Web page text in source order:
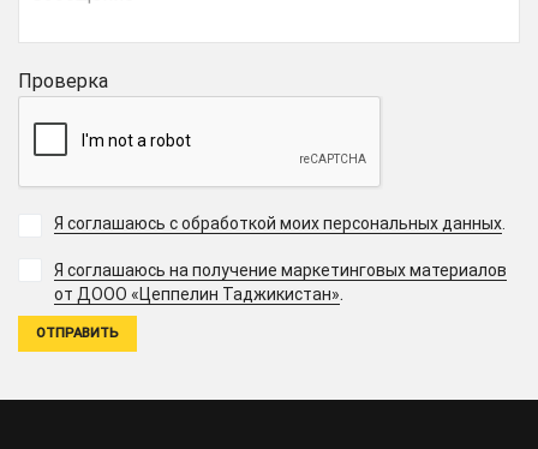
Проверка
Я соглашаюсь с обработкой моих персональных данных.
Я соглашаюсь на получение маркетинговых материалов
от ДООО «Цеппелин Таджикистан».